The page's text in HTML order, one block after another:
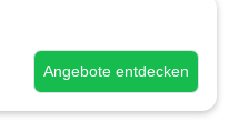
Angebote entdecken